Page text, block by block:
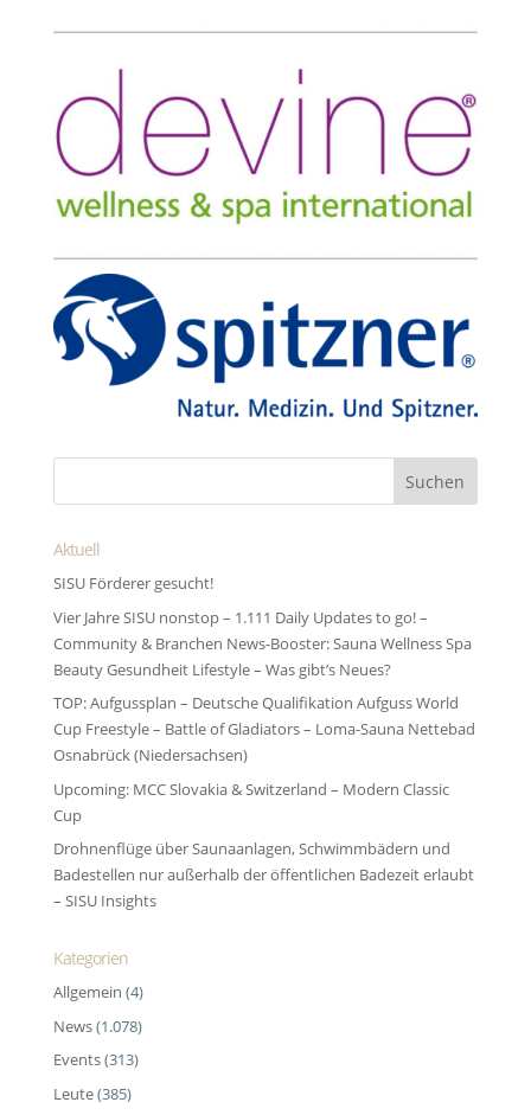
Aktuell
SISU Förderer gesucht!
Vier Jahre SISU nonstop – 1.111 Daily Updates to go! –
Community & Branchen News-Booster: Sauna Wellness Spa
Beauty Gesundheit Lifestyle – Was gibt’s Neues?
TOP: Aufgussplan – Deutsche Qualifikation Aufguss World
Cup Freestyle – Battle of Gladiators – Loma-Sauna Nettebad
Osnabrück (Niedersachsen)
Upcoming: MCC Slovakia & Switzerland – Modern Classic
Cup
Drohnenflüge über Saunaanlagen, Schwimmbädern und
Badestellen nur außerhalb der öffentlichen Badezeit erlaubt
– SISU Insights
Kategorien
Allgemein (4)
News(1.078)
Events(313)
Leute(385)